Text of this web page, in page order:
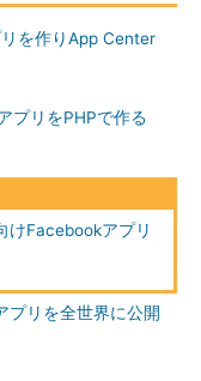
を作りApp Center
プリをPHPで作る
けFacebookアプリ
プリを全世界に公開